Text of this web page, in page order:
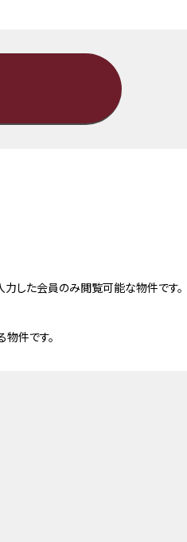
力した会員のみ閲覧可能な物件です。
件です。